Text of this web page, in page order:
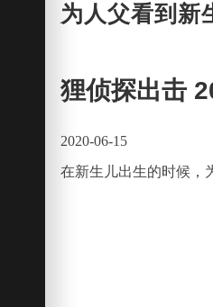
为人父看到新
狸侦探出击
2020-06-15
在新生儿出生的时候，